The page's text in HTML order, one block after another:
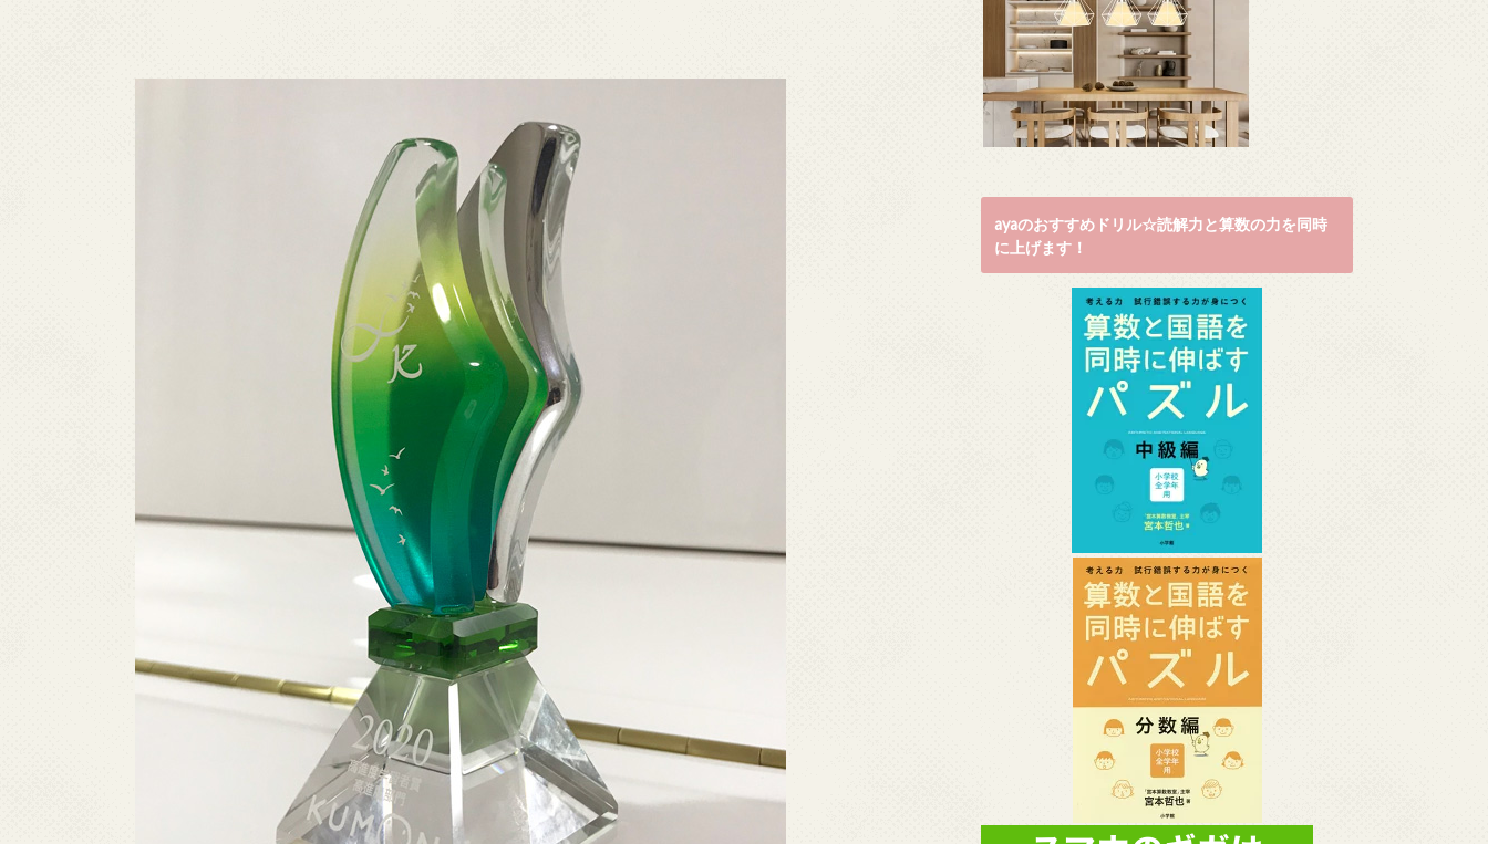
ayaのおすすめドリル☆読解力と算数の力を同時
に上げます！